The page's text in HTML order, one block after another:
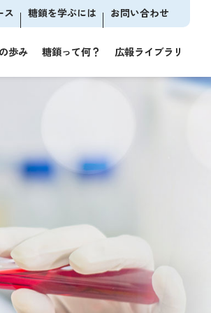
歩み 糖鎖って何？ 広報ライブラリ
ス 糖鎖を学ぶには お問い合わせ